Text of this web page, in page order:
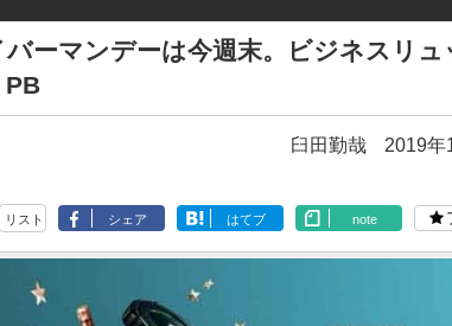
ーマンデーは今週末。ビジネスリュ
PB
臼田勤哉 2019年
リスト シェア はてブ note